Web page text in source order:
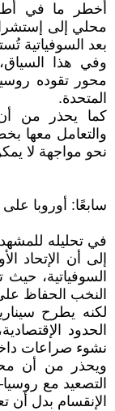
أخطر ما في
محلي إلى
بعد السوفياتية
وفي هذا
محور تقوده
المتحدة.
كما يحذر من
والتعامل معها
نحو مواجهة لا
سابعًا: أوروبا
في تحليله
إلى أن الإتحاد
السوفياتية، حيث
النخب الحفاظ
لكنه يطرح
الحدود
نشوء صراعات
ويحذر من أن
التصعيد مع
الإنقسام بدل أن